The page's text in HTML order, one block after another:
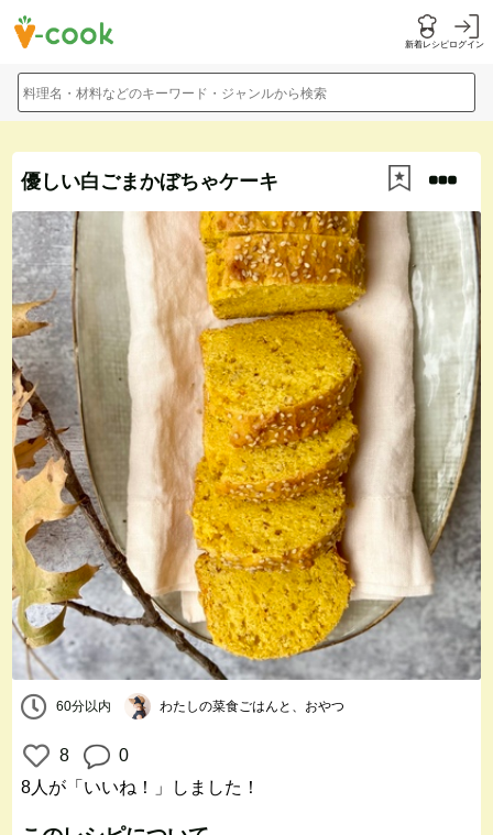
新着レシピログイン
料理名・材料などのキーワード・ジャンルから検索
優しい白ごまかぼちゃケーキ
60分以内 わたしの菜食ごはんと、おやつ
8
0
8人 が「いいね！」しました！